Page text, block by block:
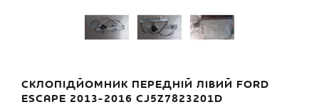
СКЛОПІДЙОМНИК ПЕРЕДНІЙ ЛІВИЙ FORD
ESCAPE 2013-2016 CJ5Z7823201D